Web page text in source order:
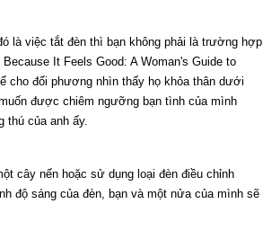
là việc tắt đèn thì bạn không phải là trường hợp
It Feels Good: A Woman's Guide to
cho đối phương nhìn thấy họ khỏa thân dưới
được chiêm ngưỡng bạn tình của mình
thú của anh ấy.
cây nến hoặc sử dụng loại đèn điều chỉnh
độ sáng của đèn, bạn và một nửa của mình sẽ